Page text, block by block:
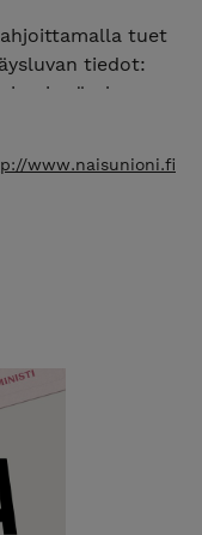
tuet
tiedot:
alkaen
yhdistyksen
yhdistyksen
www.naisunioni.fi